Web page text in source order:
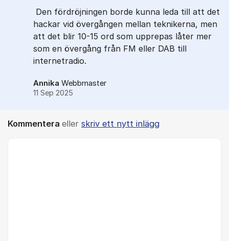
Den fördröjningen borde kunna leda till att det
hackar vid övergången mellan teknikerna, men
att det blir 10-15 ord som upprepas låter mer
som en övergång från FM eller DAB till
internetradio.
Annika Webbmaster
11 Sep 2025
Kommentera eller skriv ett nytt inlägg